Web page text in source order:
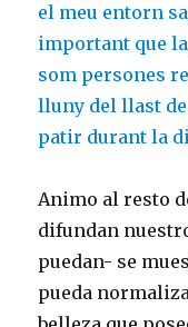
el meu entorn
important que
som persones
lluny del llast
patir durant la
Animo al resto
difundan
puedan- se
pueda